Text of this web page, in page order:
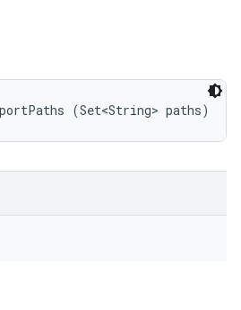
(Set<String> paths)